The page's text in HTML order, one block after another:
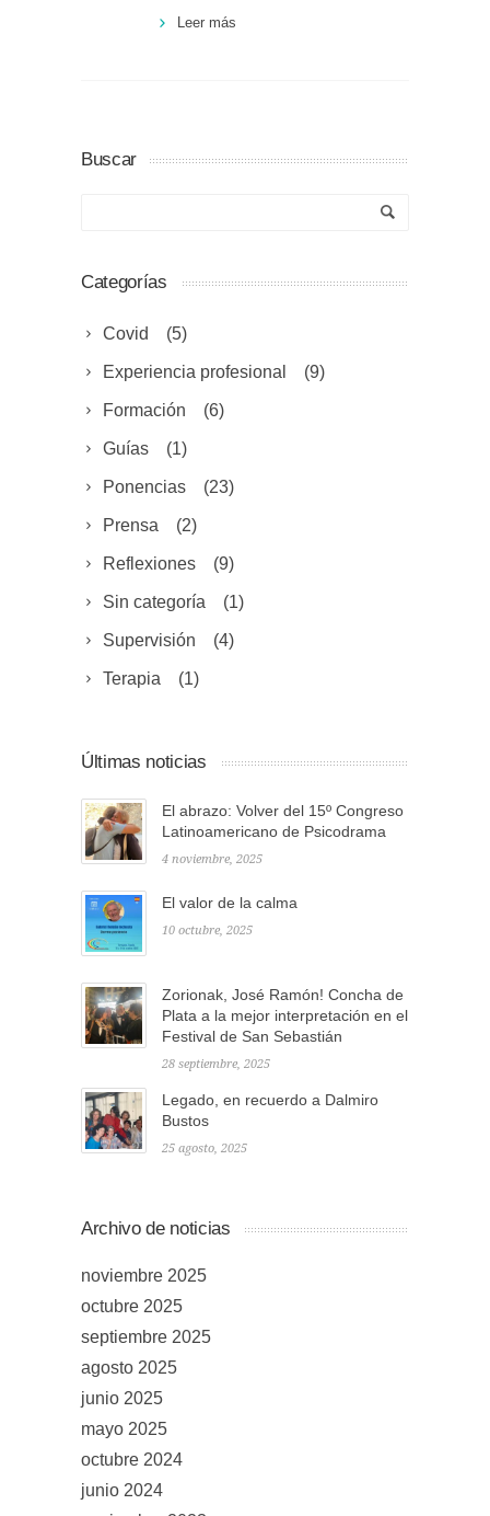
Leer más
Buscar
Categorías
Covid (5)
Experiencia profesional (9)
Formación (6)
Guías (1)
Ponencias (23)
Prensa (2)
Reflexiones (9)
Sin categoría (1)
Supervisión (4)
Terapia (1)
Últimas noticias
El abrazo: Volver del 15º Congreso
Latinoamericano de Psicodrama
4 noviembre, 2025
El valor de la calma
10 octubre, 2025
Zorionak, José Ramón! Concha de
Plata a la mejor interpretación en el
Festival de San Sebastián
28 septiembre, 2025
Legado, en recuerdo a Dalmiro
Bustos
25 agosto, 2025
Archivo de noticias
noviembre 2025
octubre 2025
septiembre 2025
agosto 2025
junio 2025
mayo 2025
octubre 2024
junio 2024